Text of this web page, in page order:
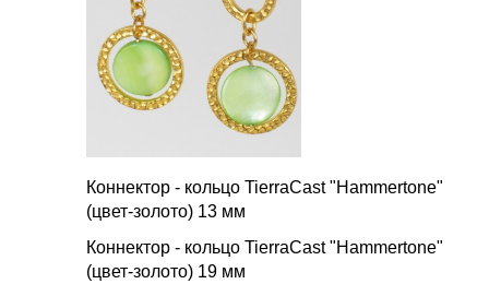
Коннектор - кольцо TierraCast "Hammertone"
(цвет-золото) 13 мм
Коннектор - кольцо TierraCast "Hammertone"
(цвет-золото) 19 мм